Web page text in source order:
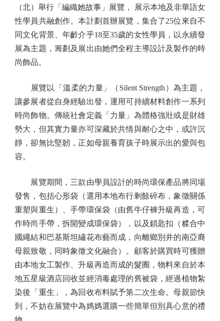
（北）舉行「編織她故事」展覽， 展示本地及非華語女
性學員共融創作。本計劃首辦展覽，集合了25位來自不
同文化背景、年齡介乎18至35歲的女性學員，以永續發
展為主題，籌劃及展出由她們全程主導設計及製作的時
尚飾品。
展覽以「溫柔的力量」（Silent Strength）為主題，
讓參展者從自身經驗出發，運用可持續材料創作一系列
時尚飾物。傳統社會定義「力量」為體格強壯或是財雄
勢大，但其實力量亦可深藏於共情與耐心之中，或許沉
靜，卻無比堅韌，正如母親養育孩子時展示出的愛與包
容。
展覽期間，三款由學員設計的時尚環保產品將同場
發售，包括心形袋（選用本地布行剩餘碎布，象徵關係
重塑與重生）、手帶環保袋（由舊牛仔褲升級再造，可
作時尚手帶，拆開變成環保袋），以及鎖匙扣（糅合中
國繩結和巴基斯坦繡花布藝而成，向離鄉別井的南亞裔
母親致敬，同時象徵文化融合）。顧客於購買時可獲贈
由本地女工製作、升級再造而成的髮圈，物料來自於本
地五星級酒店回收並經消毒處理的舊被袋，經過植物紮
染後「重生」，為回收布料賦予第二次生命。母親節快
到，不妨在展覽中為媽媽選購一些簡單但別具心意的禮